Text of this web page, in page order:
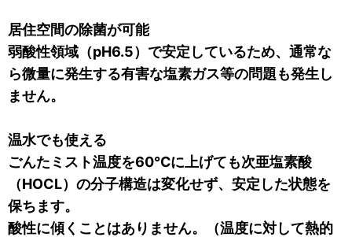
居住空間の除菌が可能
弱酸性領域（pH6.5）で安定しているため、通常な
ら微量に発生する有害な塩素ガス等の問題も発生し
ません。
温水でも使える
ごんたミスト温度を60℃に上げても次亜塩素酸
（HOCL）の分子構造は変化せず、安定した状態を
保ちます。
酸性に傾くことはありません。（温度に対して熱的